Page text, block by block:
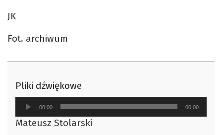
JK
Fot. archiwum
Pliki dźwiękowe
Odtwarzacz
plików
dźwiękowych
00:00 00:00
Mateusz Stolarski